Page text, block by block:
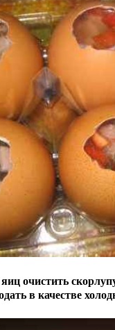
очистить
в качестве